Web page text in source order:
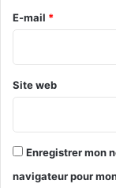
e
E-mail *
Site web
Enregistrer mon
navigateur pour